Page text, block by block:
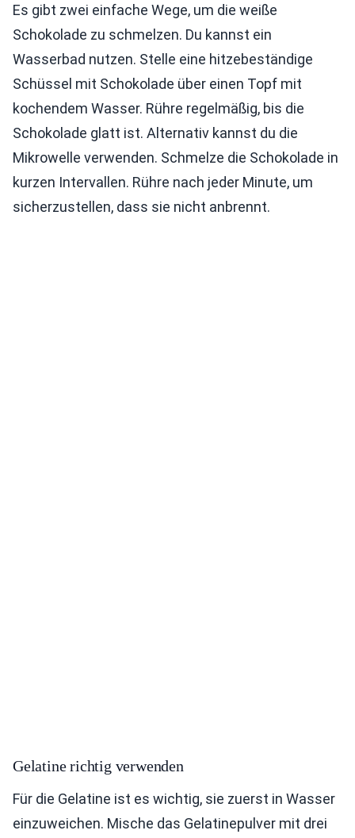
Es gibt zwei einfache Wege, um die weiße
Schokolade zu schmelzen. Du kannst ein
Wasserbad nutzen. Stelle eine hitzebeständige
Schüssel mit Schokolade über einen Topf mit
kochendem Wasser. Rühre regelmäßig, bis die
Schokolade glatt ist. Alternativ kannst du die
Mikrowelle verwenden. Schmelze die Schokolade in
kurzen Intervallen. Rühre nach jeder Minute, um
sicherzustellen, dass sie nicht anbrennt.
Gelatine richtig verwenden
Für die Gelatine ist es wichtig, sie zuerst in Wasser
einzuweichen. Mische das Gelatinepulver mit drei